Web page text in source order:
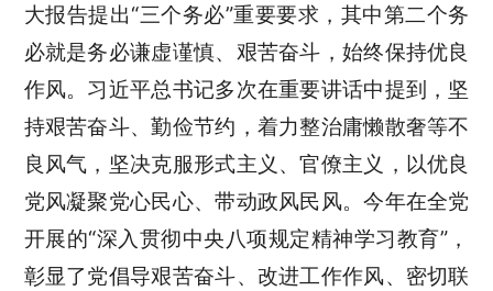
大报告提出“三个务必”重要要求，其中第二个务
必就是务必谦虚谨慎、艰苦奋斗，始终保持优良
作风。习近平总书记多次在重要讲话中提到，坚
持艰苦奋斗、勤俭节约，着力整治庸懒散奢等不
良风气，坚决克服形式主义、官僚主义，以优良
党风凝聚党心民心、带动政风民风。今年在全党
开展的“深入贯彻中央八项规定精神学习教育”，
彰显了党倡导艰苦奋斗、改进工作作风、密切联